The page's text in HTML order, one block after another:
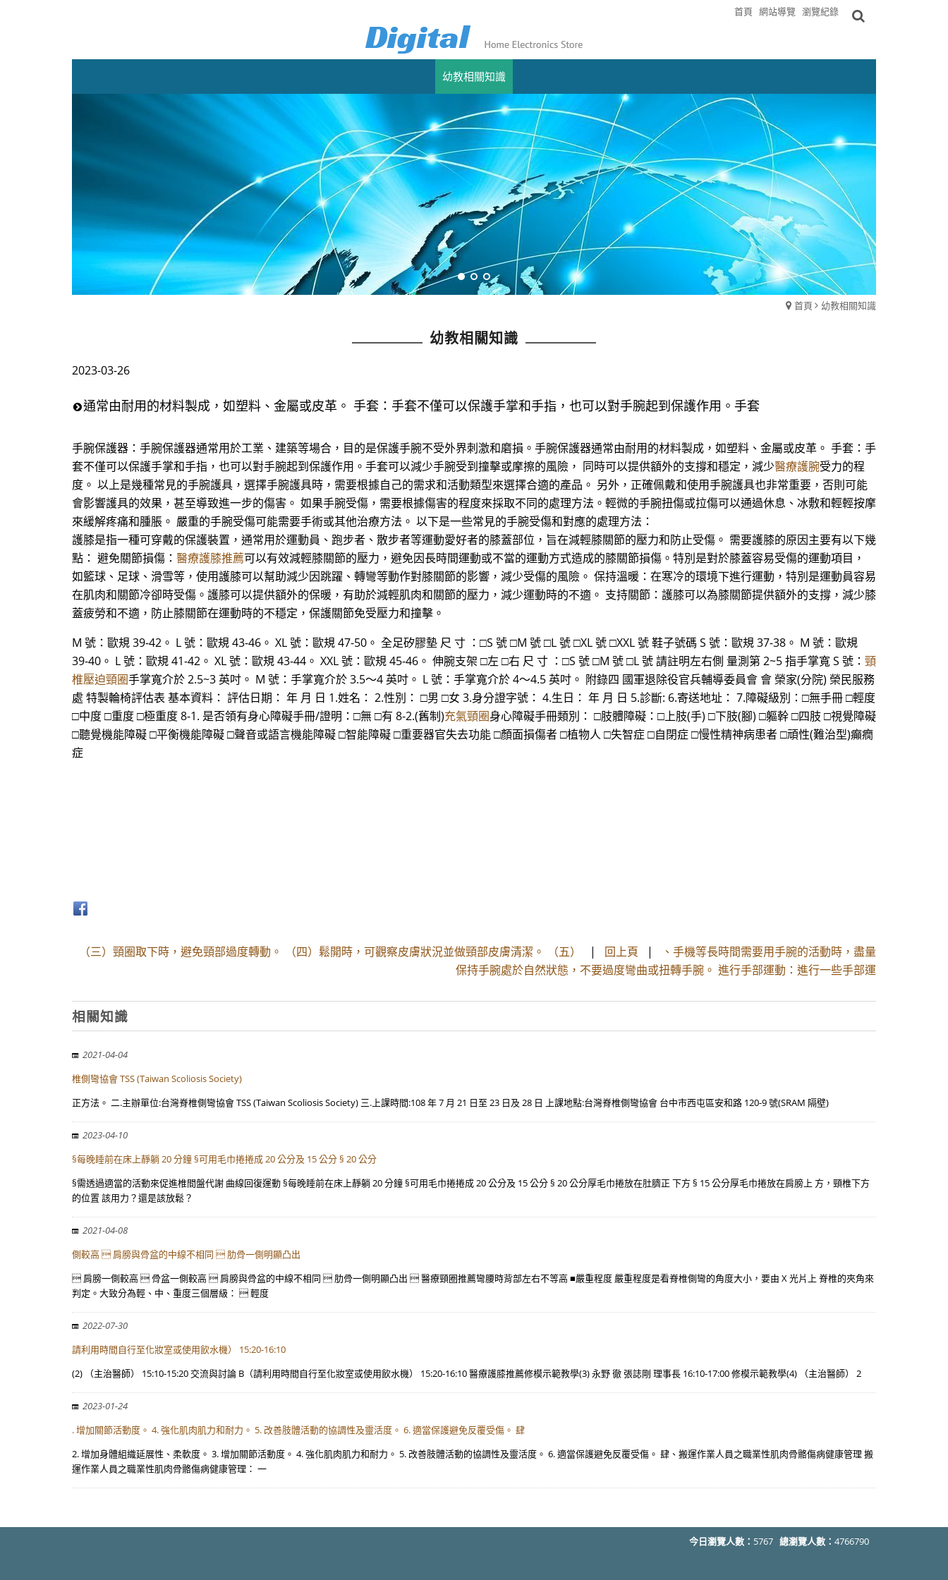
首頁 網站導覽 瀏覽紀錄
幼教相關知識
首頁 幼教相關知識
幼教相關知識
2023-03-26
通常由耐用的材料製成，如塑料、金屬或皮革。 手套：手套不僅可以保護手掌和手指，也可以對手腕起到保護作用。手套
手腕保護器：手腕保護器通常用於工業、建築等場合，目的是保護手腕不受外界刺激和磨損。手腕保護器通常由耐用的材料製成，如塑料、金屬或皮革。 手套：手
套不僅可以保護手掌和手指，也可以對手腕起到保護作用。手套可以減少手腕受到撞擊或摩擦的風險， 同時可以提供額外的支撐和穩定，減少醫療護腕受力的程
度。 以上是幾種常見的手腕護具，選擇手腕護具時，需要根據自己的需求和活動類型來選擇合適的產品。 另外，正確佩戴和使用手腕護具也非常重要，否則可能
會影響護具的效果，甚至導致進一步的傷害。 如果手腕受傷，需要根據傷害的程度來採取不同的處理方法。輕微的手腕扭傷或拉傷可以通過休息、冰敷和輕輕按摩
來緩解疼痛和腫脹。 嚴重的手腕受傷可能需要手術或其他治療方法。 以下是一些常見的手腕受傷和對應的處理方法：
護膝是指一種可穿戴的保護裝置，通常用於運動員、跑步者、散步者等運動愛好者的膝蓋部位，旨在減輕膝關節的壓力和防止受傷。 需要護膝的原因主要有以下幾
點： 避免關節損傷： 醫療護膝推薦可以有效減輕膝關節的壓力，避免因長時間運動或不當的運動方式造成的膝關節損傷。特別是對於膝蓋容易受傷的運動項目，
如籃球、足球、滑雪等，使用護膝可以幫助減少因跳躍、轉彎等動作對膝關節的影響，減少受傷的風險。 保持溫暖：在寒冷的環境下進行運動，特別是運動員容易
在肌肉和關節冷卻時受傷。護膝可以提供額外的保暖，有助於減輕肌肉和關節的壓力，減少運動時的不適。 支持關節：護膝可以為膝關節提供額外的支撐，減少膝
蓋疲勞和不適，防止膝關節在運動時的不穩定，保護關節免受壓力和撞擊。
M 號：歐規 39-42。 L 號：歐規 43-46。 XL 號：歐規 47-50。 全足矽膠墊 尺 寸 ：□S 號 □M 號 □L 號 □XL 號 □XXL 號 鞋子號碼 S 號：歐規 37-38。 M 號：歐規
39-40。 L 號：歐規 41-42。 XL 號：歐規 43-44。 XXL 號：歐規 45-46。 伸腕支架 □左 □右 尺 寸 ：□S 號 □M 號 □L 號 請註明左右側 量測第 2~5 指手掌寬 S 號： 頸
椎壓迫頸圈手掌寬介於 2.5~3 英吋。 M 號：手掌寬介於 3.5～4 英吋。 L 號：手掌寬介於 4～4.5 英吋。 附錄四 國軍退除役官兵輔導委員會 會 榮家(分院) 榮民服務
處 特製輪椅評估表 基本資料： 評估日期： 年 月 日 1.姓名： 2.性別： □男 □女 3.身分證字號： 4.生日： 年 月 日 5.診斷: 6.寄送地址： 7.障礙級別：□無手冊 □輕度
□中度 □重度 □極重度 8-1. 是否領有身心障礙手冊/證明：□無 □有 8-2.(舊制)充氣頸圈身心障礙手冊類別： □肢體障礙：□上肢(手) □下肢(腳) □軀幹 □四肢 □視覺障礙
□聽覺機能障礙 □平衡機能障礙 □聲音或語言機能障礙 □智能障礙 □重要器官失去功能 □顏面損傷者 □植物人 □失智症 □自閉症 □慢性精神病患者 □頑性(難治型)癲癇
症
（三）頸圈取下時，避免頸部過度轉動。 （四）鬆開時，可觀察皮膚狀況並做頸部皮膚清潔。 （五） | 回上頁 |
、手機等長時間需要用手腕的活動時，盡量
保持手腕處於自然狀態，不要過度彎曲或扭轉手腕。 進行手部運動：進行一些手部運
相關知識
2021-04-04
椎側彎協會 TSS (Taiwan Scoliosis Society)
正方法。 二.主辦單位:台灣脊椎側彎協會 TSS (Taiwan Scoliosis Society) 三.上課時間:108 年 7 月 21 日至 23 日及 28 日 上課地點:台灣脊椎側彎協會 台中市西屯區安和路 120-9 號(SRAM 隔壁)
2023-04-10
§每晚睡前在床上靜躺 20 分鐘 §可用毛巾捲捲成 20 公分及 15 公分 § 20 公分
§需透過適當的活動來促進椎間盤代謝 曲線回復運動 §每晚睡前在床上靜躺 20 分鐘 §可用毛巾捲捲成 20 公分及 15 公分 § 20 公分厚毛巾捲放在肚臍正 下方 § 15 公分厚毛巾捲放在肩膀上 方，頸椎下方
的位置 該用力？還是該放鬆？
2021-04-08
側較高  肩膀與骨盆的中線不相同  肋骨一側明顯凸出
 肩膀一側較高  骨盆一側較高  肩膀與骨盆的中線不相同  肋骨一側明顯凸出  醫療頸圈推薦彎腰時背部左右不等高 ■嚴重程度 嚴重程度是看脊椎側彎的角度大小，要由 X 光片上 脊椎的夾角來
判定。大致分為輕、中、重度三個層級：  輕度
2022-07-30
請利用時間自行至化妝室或使用飲水機） 15:20-16:10
(2) （主治醫師） 15:10-15:20 交流與討論 B（請利用時間自行至化妝室或使用飲水機） 15:20-16:10 醫療護膝推薦修模示範教學(3) 永野 徹 張誌剛 理事長 16:10-17:00 修模示範教學(4) （主治醫師） 2
2023-01-24
. 增加關節活動度。 4. 強化肌肉肌力和耐力。 5. 改善肢體活動的協調性及靈活度。 6. 適當保護避免反覆受傷。 肆
2. 增加身體組織延展性、柔軟度。 3. 增加關節活動度。 4. 強化肌肉肌力和耐力。 5. 改善肢體活動的協調性及靈活度。 6. 適當保護避免反覆受傷。 肆、搬運作業人員之職業性肌肉骨骼傷病健康管理 搬
運作業人員之職業性肌肉骨骼傷病健康管理： 一
今日瀏覽人數： 5767 總瀏覽人數： 4766790